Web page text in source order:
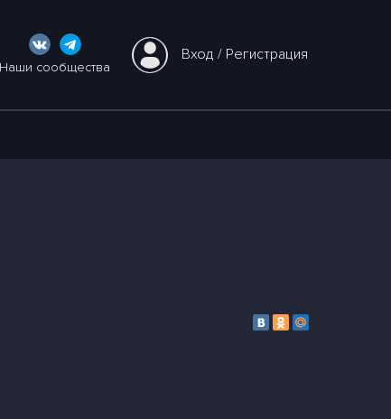
Наши сообщества
Вход / Регистрация